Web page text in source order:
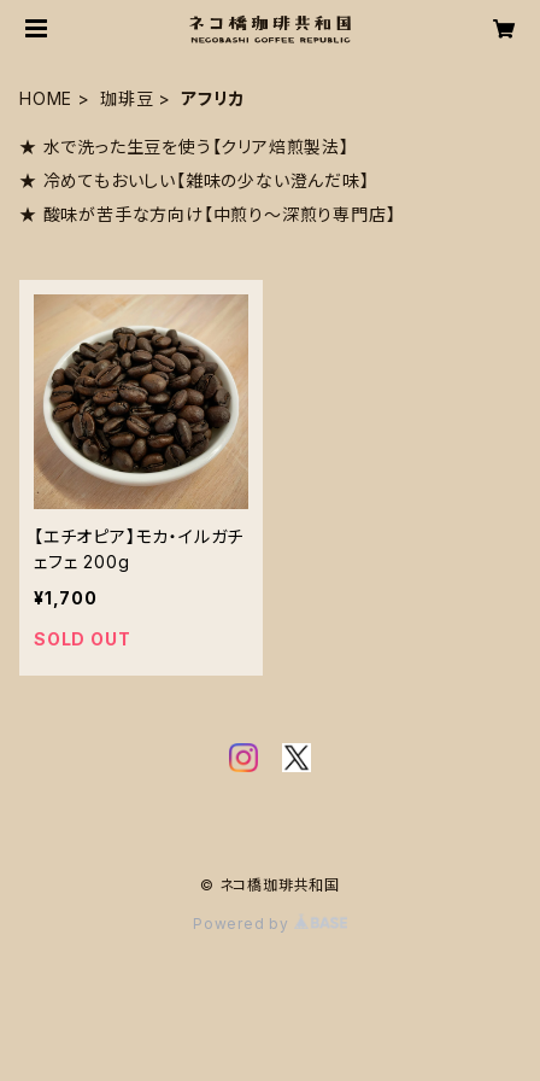
HOME 珈琲豆 アフリカ
★ 水で洗った生豆を使う【クリア焙煎製法】
★ 冷めてもおいしい【雑味の少ない澄んだ味】
★ 酸味が苦手な方向け【中煎り〜深煎り専門店】
【エチオピア】モカ・イルガチ
ェフェ 200g
¥1,700
SOLD OUT
© ネコ橋珈琲共和国
Powered by